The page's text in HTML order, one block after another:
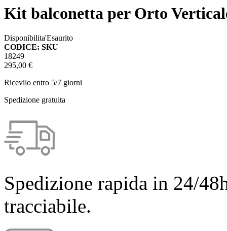
Kit balconetta per Orto
Disponibilita'Esaurito
CODICE: SKU
18249
295,00 €
Ricevilo entro 5/7 giorni
Spedizione gratuita
Spedizione rapida in 24/
tracciabile.